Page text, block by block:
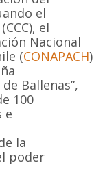
el
(CCC), el
Nacional
(CONAPACH)
Ballenas”,
100
e
la
poder